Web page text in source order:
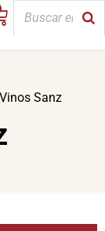
Vinos Sanz